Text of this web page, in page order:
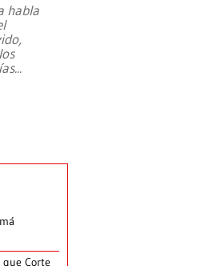
habla
...
que Corte